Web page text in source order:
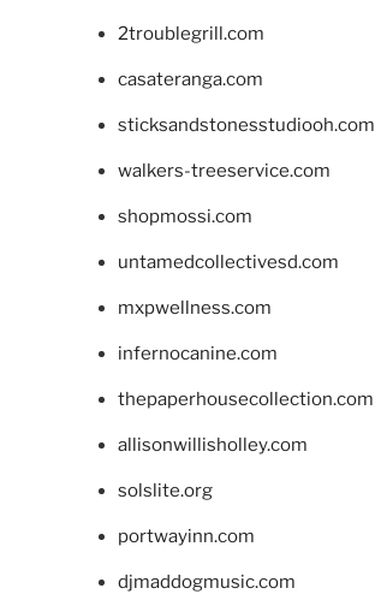
2troublegrill.com
casateranga.com
sticksandstonesstudiooh.com
walkers-treeservice.com
shopmossi.com
untamedcollectivesd.com
mxpwellness.com
infernocanine.com
thepaperhousecollection.com
allisonwillisholley.com
solslite.org
portwayinn.com
djmaddogmusic.com